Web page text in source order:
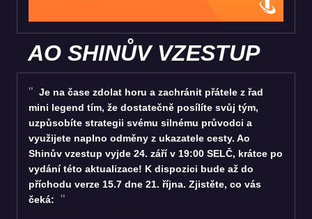
AO SHINŮV VZESTUP
Je na čase zdolat horu a zachránit přátele z řad
mini legend tím, že dostatečně posílíte svůj tým,
uzpůsobíte strategii svému silnému průvodci a
využijete naplno odměny z ukazatele cesty. Ao
Shinův vzestup vyjde 24. září v 19:00 SELČ, krátce po
vydání této aktualizace! K dispozici bude až do
příchodu verze 15.7 dne 21. října. Zjistěte, co vás
čeká: